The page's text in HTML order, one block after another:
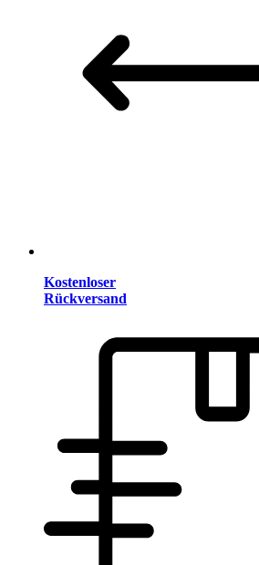
Kostenloser
Rückversand